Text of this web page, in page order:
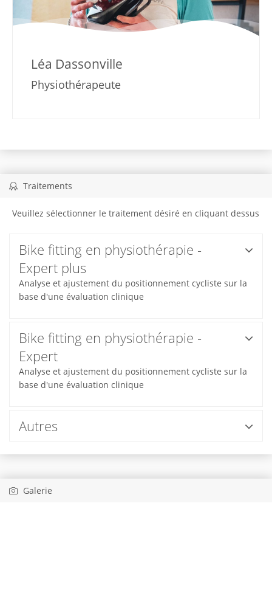
Léa Dassonville
Physiothérapeute
Traitements
Veuillez sélectionner le traitement désiré en cliquant dessus
Bike fitting en physiothérapie -
Expert plus
Analyse et ajustement du positionnement cycliste sur la
base d'une évaluation clinique
Bike fitting en physiothérapie -
Expert
Analyse et ajustement du positionnement cycliste sur la
base d'une évaluation clinique
Autres
Galerie